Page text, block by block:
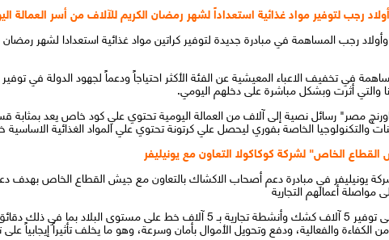
في تخفيف الاعباء المعيشية عن الفئة الأكثر احتياجاً ودعماً لجهود الدولة في
والتي أثرت وبشكل مباشرة على دخلهم اليومي.
مصر" رسائل نصية إلى آلاف من العمالة اليومية تحتوي علي كود خاص يعد
والتكنولوجيا الخاصة بفوري ليحصل علي كرتونة تحتوي علي المواد الغذائية
يونيليفر في مبادرة دعم أصحاب الاكشاك بالتعاون مع جيش القطاع الخاص بهدف
مواصلة أعمالهم التجارية
وقد دعمت اورنچ مصر الحملة بالتعاقد على توفير 5 آلاف كشك وأنشطة تجارية بـ 5
والفعالية، ودفع وتحويل الأموال بأمان وسرعة، وهو ما يخلف تأثيراً إيجابياً